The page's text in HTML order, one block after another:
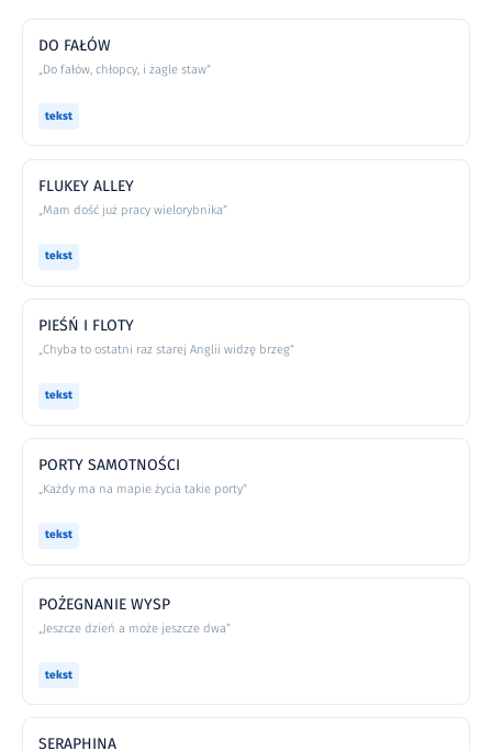
DO FAŁÓW
„Do fałów, chłopcy, i żagle staw”
tekst
FLUKEY ALLEY
„Mam dość już pracy wielorybnika”
tekst
PIEŚŃ I FLOTY
„Chyba to ostatni raz starej Anglii widzę brzeg”
tekst
PORTY SAMOTNOŚCI
„Każdy ma na mapie życia takie porty”
tekst
POŻEGNANIE WYSP
„Jeszcze dzień a może jeszcze dwa”
tekst
SERAPHINA